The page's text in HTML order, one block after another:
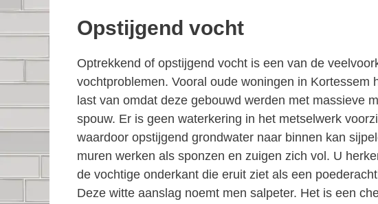
Opstijgend vocht
Optrekkend of opstijgend vocht is een van de
vochtproblemen. Vooral oude woningen in Kortessem
last van omdat deze gebouwd werden met massieve
spouw. Er is geen waterkering in het metselwerk
waardoor opstijgend grondwater naar binnen kan
muren werken als sponzen en zuigen zich vol. U
de vochtige onderkant die eruit ziet als een
Deze witte aanslag noemt men salpeter. Het is een